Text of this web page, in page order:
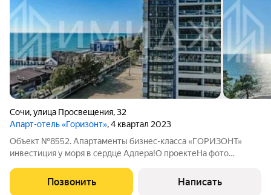
Сочи,улица Просвещения,32
Апарт-отель «Горизонт», 4 квартал 2023
Объект №8552. Апартаменты бизнес-класса «ГОРИЗОНТ»
инвестиция у моря в сердце Адлера!О проектеНа фото
наше агентство Комплекс «ГОРИЗОНТ» премиальная
недвижимость с видом на Черное море в самом
Позвонить Написать